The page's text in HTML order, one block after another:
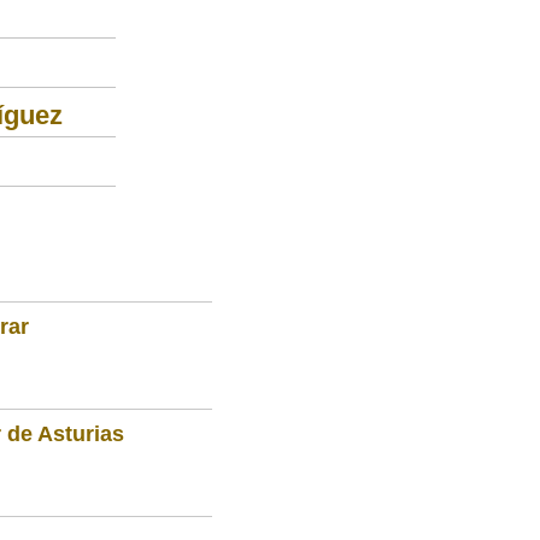
de Asturias